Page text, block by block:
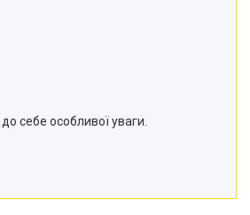
себе особливої уваги.